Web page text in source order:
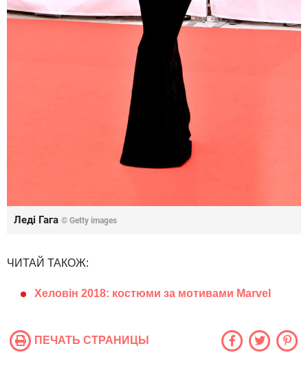
Леді Гага © Getty images
ЧИТАЙ ТАКОЖ:
Хеловін 2018: костюми за мотивами Marvel
ПЕЧАТЬ СТРАНИЦЫ